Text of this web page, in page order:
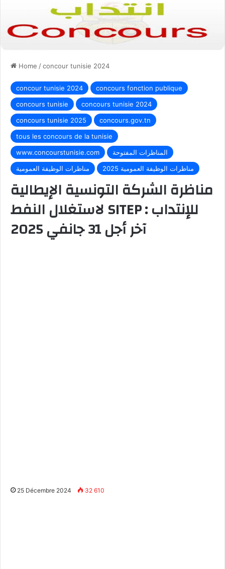
Home /concour tunisie 2024
concour tunisie 2024
concours fonction publique
concours tunisie
concours tunisie 2024
concours tunisie 2025
concours.gov.tn
tous les concours de la tunisie
www.concourstunisie.com
المناظرات المفتوحة
مناظرات الوظيفة العمومية
مناظرات الوظيفة العمومية 2025
مناظرة الشركة التونسية الإيطالية
لاستغلال النفط SITEP للإنتداب :
آخر أجل 31 جانفي 2025
25 Décembre 2024 32 610